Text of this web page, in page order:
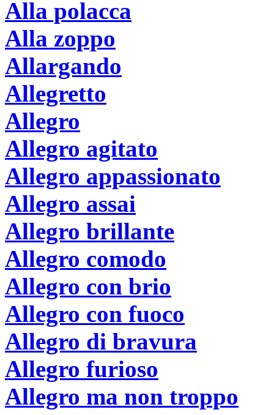
Alla polacca
Alla zoppo
Allargando
Allegretto
Allegro
Allegro agitato
Allegro appassionato
Allegro assai
Allegro brillante
Allegro comodo
Allegro con brio
Allegro con fuoco
Allegro di bravura
Allegro furioso
Allegro ma non troppo